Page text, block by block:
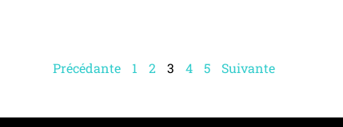
Précédante 1 2 3 4 5 Suivante